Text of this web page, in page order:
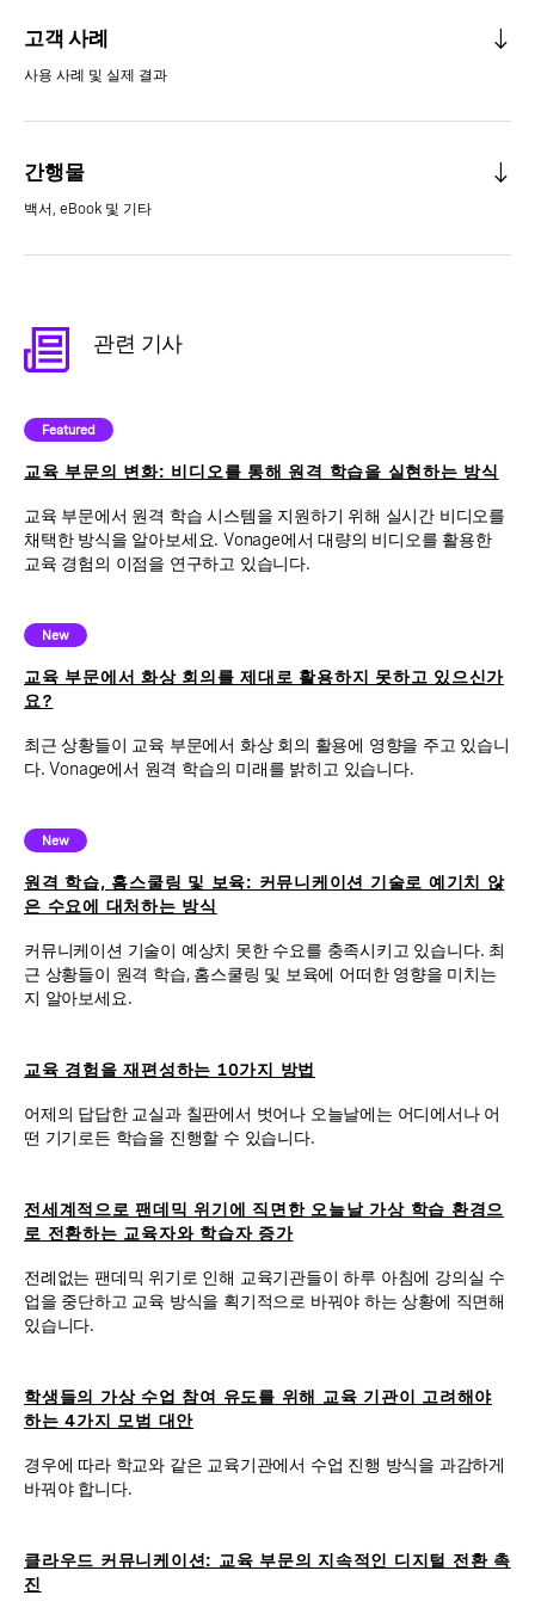
고객 사례
사용 사례 및 실제 결과
간행물
백서, eBook 및 기타
관련 기사
Featured
교육 부문의 변화: 비디오를 통해 원격 학습을 실현하는 방식
교육 부문에서 원격 학습 시스템을 지원하기 위해 실시간 비디오를
채택한 방식을 알아보세요. Vonage에서 대량의 비디오를 활용한
교육 경험의 이점을 연구하고 있습니다.
New
교육 부문에서 화상 회의를 제대로 활용하지 못하고 있으신가
요?
최근 상황들이 교육 부문에서 화상 회의 활용에 영향을 주고 있습니
다. Vonage에서 원격 학습의 미래를 밝히고 있습니다.
New
원격 학습, 홈스쿨링 및 보육: 커뮤니케이션 기술로 예기치 않
은 수요에 대처하는 방식
커뮤니케이션 기술이 예상치 못한 수요를 충족시키고 있습니다. 최
근 상황들이 원격 학습, 홈스쿨링 및 보육에 어떠한 영향을 미치는
지 알아보세요.
교육 경험을 재편성하는 10가지 방법
어제의 답답한 교실과 칠판에서 벗어나 오늘날에는 어디에서나 어
떤 기기로든 학습을 진행할 수 있습니다.
전세계적으로 팬데믹 위기에 직면한 오늘날 가상 학습 환경으
로 전환하는 교육자와 학습자 증가
전례없는 팬데믹 위기로 인해 교육기관들이 하루 아침에 강의실 수
업을 중단하고 교육 방식을 획기적으로 바꿔야 하는 상황에 직면해
있습니다.
학생들의 가상 수업 참여 유도를 위해 교육 기관이 고려해야
하는 4가지 모범 대안
경우에 따라 학교와 같은 교육기관에서 수업 진행 방식을 과감하게
바꿔야 합니다.
클라우드 커뮤니케이션: 교육 부문의 지속적인 디지털 전환 촉
진